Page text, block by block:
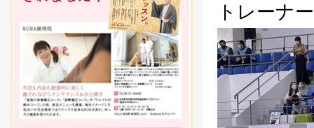
トレーナ